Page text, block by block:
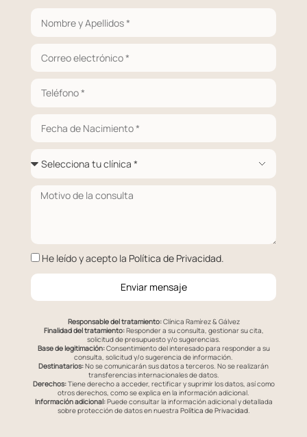
He leído y acepto la Política de Privacidad.
Enviar mensaje
Responsable del tratamiento:Clínica Ramírez & Gálvez
Finalidad del tratamiento:Responder a su consulta, gestionar su cita,
solicitud de presupuesto y/o sugerencias.
Base de legitimación:Consentimiento del interesado para responder a su
consulta, solicitud y/o sugerencia de información.
Destinatarios:No se comunicarán sus datos a terceros. No se realizarán
transferencias internacionales de datos.
Derechos:Tiene derecho a acceder, rectificar y suprimir los datos, así como
otros derechos, como se explica en la información adicional.
Información adicional:Puede consultar la información adicional y detallada
sobre protección de datos en nuestra Política de Privacidad.